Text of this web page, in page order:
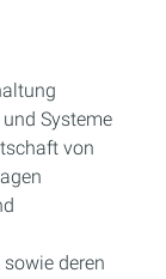
Systeme
von
deren